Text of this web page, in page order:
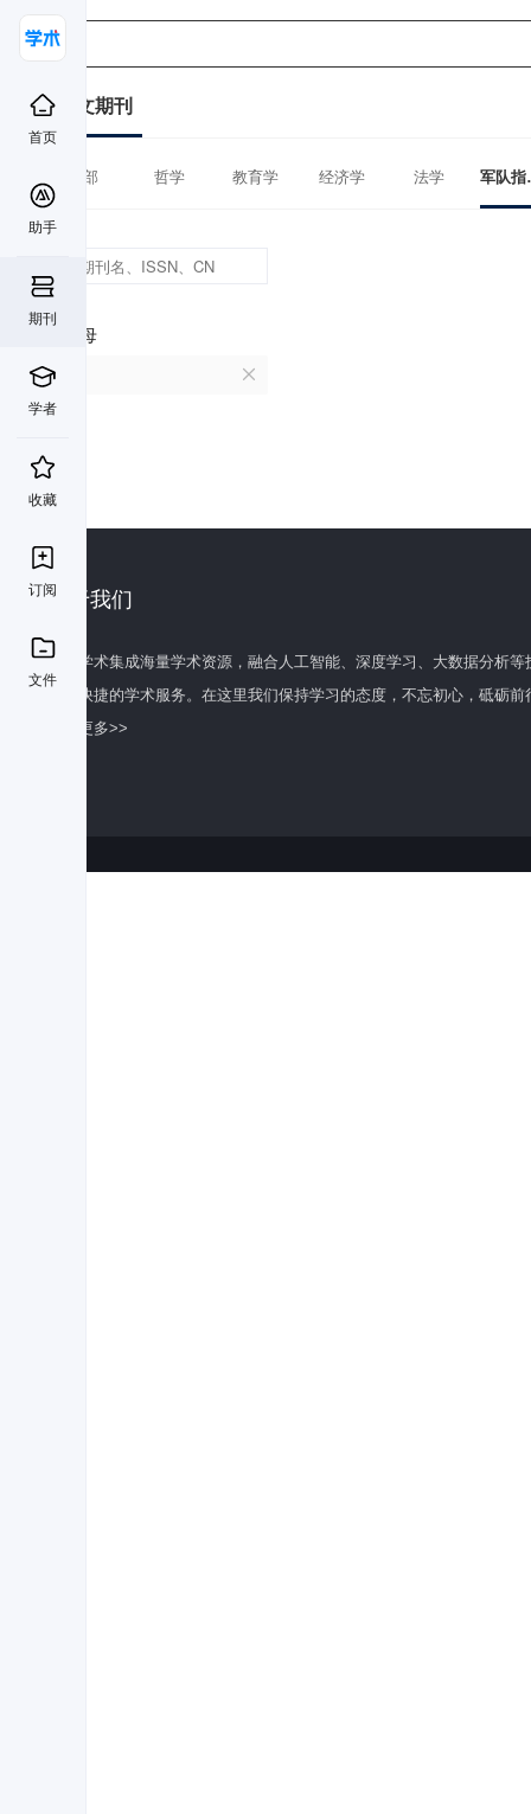
首页
助手
期刊
学者
收藏
订阅
文件
中文期刊
全部 哲学 教育学 经济学 法学 军
首字母
Q
关于我们
百度学术集成海量学术资源，融合人工智能、深度学习、大数据分析
全面快捷的学术服务。在这里我们保持学习的态度，不忘初心，砥砺前
了解更多>>